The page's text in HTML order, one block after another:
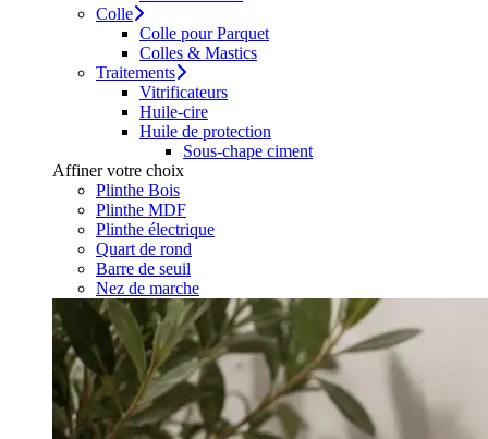
Colle
Colle pour Parquet
Colles & Mastics
Traitements
Vitrificateurs
Huile-cire
Huile de protection
Sous-chape ciment
Affiner votre choix
Plinthe Bois
Plinthe MDF
Plinthe électrique
Quart de rond
Barre de seuil
Nez de marche